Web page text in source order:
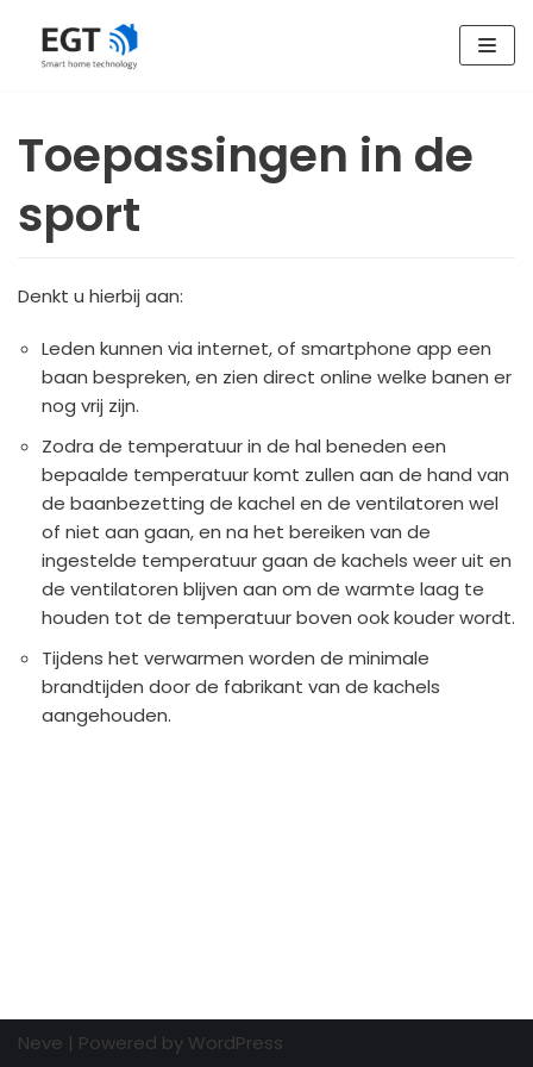
Skip
to
Toepassingen in de
sport
Denkt u hierbij aan:
Leden kunnen via internet, of smartphone app een
baan bespreken, en zien direct online welke banen er
nog vrij zijn.
Zodra de temperatuur in de hal beneden een
bepaalde temperatuur komt zullen aan de hand van
de baanbezetting de kachel en de ventilatoren wel
of niet aan gaan, en na het bereiken van de
ingestelde temperatuur gaan de kachels weer uit en
de ventilatoren blijven aan om de warmte laag te
houden tot de temperatuur boven ook kouder wordt.
Tijdens het verwarmen worden de minimale
brandtijden door de fabrikant van de kachels
aangehouden.
Neve | Powered by WordPress